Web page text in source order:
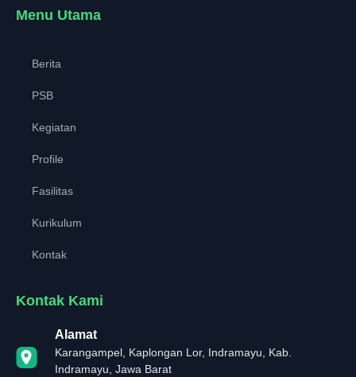
Menu Utama
Berita
PSB
Kegiatan
Profile
Fasilitas
Kurikulum
Kontak
Kontak Kami
Alamat
Karangampel, Kaplongan Lor, Indramayu, Kab.
Indramayu, Jawa Barat